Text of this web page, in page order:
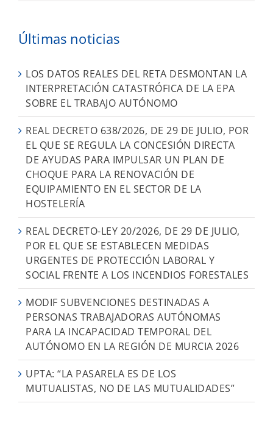
Últimas noticias
LOS DATOS REALES DEL RETA DESMONTAN LA
INTERPRETACIÓN CATASTRÓFICA DE LA EPA
SOBRE EL TRABAJO AUTÓNOMO
REAL DECRETO 638/2026, DE 29 DE JULIO, POR
EL QUE SE REGULA LA CONCESIÓN DIRECTA
DE AYUDAS PARA IMPULSAR UN PLAN DE
CHOQUE PARA LA RENOVACIÓN DE
EQUIPAMIENTO EN EL SECTOR DE LA
HOSTELERÍA
REAL DECRETO-LEY 20/2026, DE 29 DE JULIO,
POR EL QUE SE ESTABLECEN MEDIDAS
URGENTES DE PROTECCIÓN LABORAL Y
SOCIAL FRENTE A LOS INCENDIOS FORESTALES
MODIF SUBVENCIONES DESTINADAS A
PERSONAS TRABAJADORAS AUTÓNOMAS
PARA LA INCAPACIDAD TEMPORAL DEL
AUTÓNOMO EN LA REGIÓN DE MURCIA 2026
UPTA: “LA PASARELA ES DE LOS
MUTUALISTAS, NO DE LAS MUTUALIDADES”